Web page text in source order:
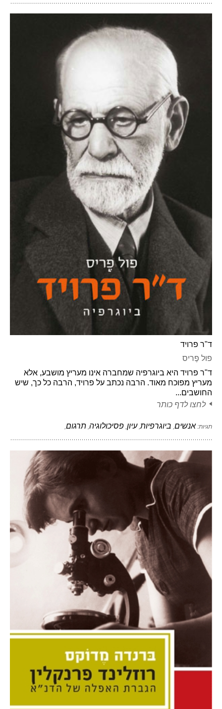
ד"ר פרויד
פול פֶריס
ד"ר פרויד היא ביוגרפיה שמחברה אינו מעריץ מושבע, אלא
מעריץ מפוכח מאוד. הרבה נכתב על פרויד, הרבה כל כך, שיש
החושבים...
לחצו לדף כותר
תגיות: אנשים, ביוגרפיות,עיון, פסיכולוגיה, תרגום,